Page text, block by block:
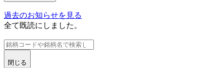
過去のお知らせを見る
全て既読にしました。
閉じる